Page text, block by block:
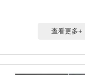
查看更多+